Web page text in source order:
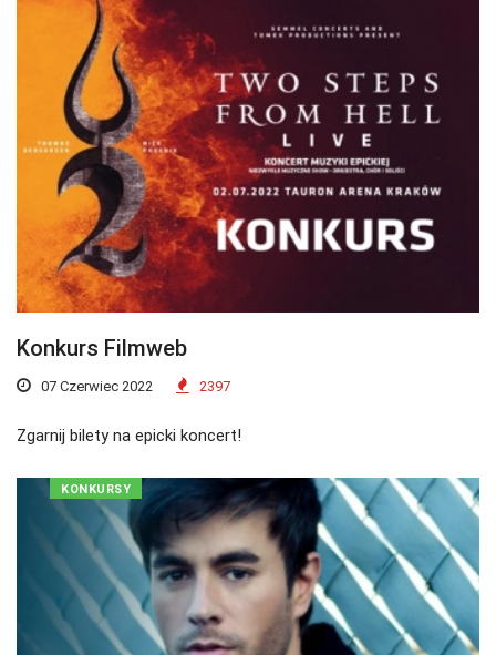
Konkurs Filmweb
07 Czerwiec 2022 2397
Zgarnij bilety na epicki koncert!
KONKURSY